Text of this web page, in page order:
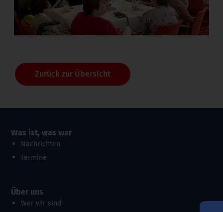
Zurück zur Übersicht
Was ist, was war
Nachrichten
Termine
Über uns
Wer wir sind